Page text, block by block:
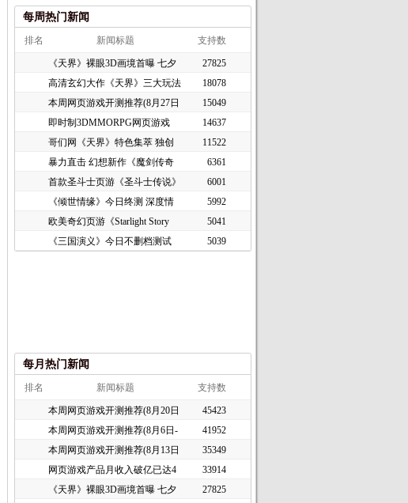
每周热门新闻
排名 新闻标题 支持数
《天界》裸眼3D画境首曝 七夕
27825
高清玄幻大作《天界》三大玩法
18078
本周网页游戏开测推荐(8月27日
15049
即时制3DMMORPG网页游戏
《谜境
14637
哥们网《天界》特色集萃 独创
11522
暴力直击 幻想新作《魔剑传奇
6361
首款圣斗士页游《圣斗士传说》
6001
《倾世情缘》今日终测 深度情
5992
欧美奇幻页游《Starlight Story
5041
《三国演义》今日不删档测试
5039
每月热门新闻
排名 新闻标题 支持数
本周网页游戏开测推荐(8月20日
45423
本周网页游戏开测推荐(8月6日-
41952
本周网页游戏开测推荐(8月13日
35349
网页游戏产品月收入破亿已达4
33914
《天界》裸眼3D画境首曝 七夕
27825